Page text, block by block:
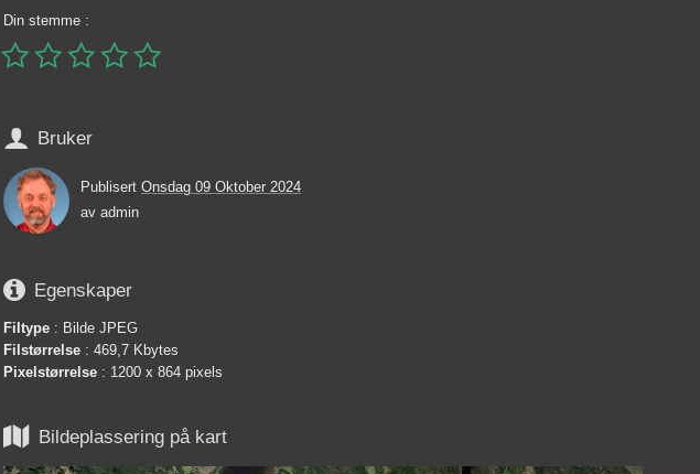
Din stemme :

 Bruker
Publisert Onsdag 09 Oktober 2024
av admin
 Egenskaper
Filtype : Bilde JPEG
Filstørrelse : 469,7 Kbytes
Pixelstørrelse : 1200 x 864 pixels
 Bildeplassering på kart